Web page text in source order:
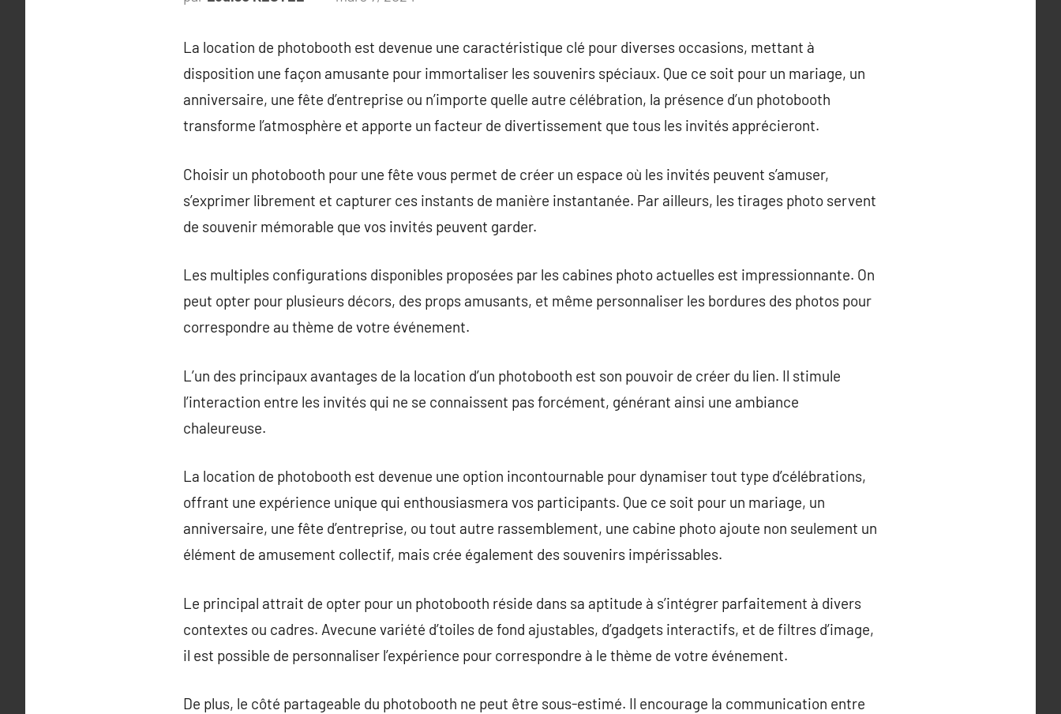
La location de photobooth est devenue une caractéristique clé pour diverses occasions, mettant à
disposition une façon amusante pour immortaliser les souvenirs spéciaux. Que ce soit pour un mariage, un
anniversaire, une fête d’entreprise ou n’importe quelle autre célébration, la présence d’un photobooth
transforme l’atmosphère et apporte un facteur de divertissement que tous les invités apprécieront.
Choisir un photobooth pour une fête vous permet de créer un espace où les invités peuvent s’amuser,
s’exprimer librement et capturer ces instants de manière instantanée. Par ailleurs, les tirages photo servent
de souvenir mémorable que vos invités peuvent garder.
Les multiples configurations disponibles proposées par les cabines photo actuelles est impressionnante. On
peut opter pour plusieurs décors, des props amusants, et même personnaliser les bordures des photos pour
correspondre au thème de votre événement.
L’un des principaux avantages de la location d’un photobooth est son pouvoir de créer du lien. Il stimule
l’interaction entre les invités qui ne se connaissent pas forcément, générant ainsi une ambiance
chaleureuse.
La location de photobooth est devenue une option incontournable pour dynamiser tout type d’célébrations,
offrant une expérience unique qui enthousiasmera vos participants. Que ce soit pour un mariage, un
anniversaire, une fête d’entreprise, ou tout autre rassemblement, une cabine photo ajoute non seulement un
élément de amusement collectif, mais crée également des souvenirs impérissables.
Le principal attrait de opter pour un photobooth réside dans sa aptitude à s’intégrer parfaitement à divers
contextes ou cadres. Avecune variété d’toiles de fond ajustables, d’gadgets interactifs, et de filtres d’image,
il est possible de personnaliser l’expérience pour correspondre à le thème de votre événement.
De plus, le côté partageable du photobooth ne peut être sous-estimé. Il encourage la communication entre